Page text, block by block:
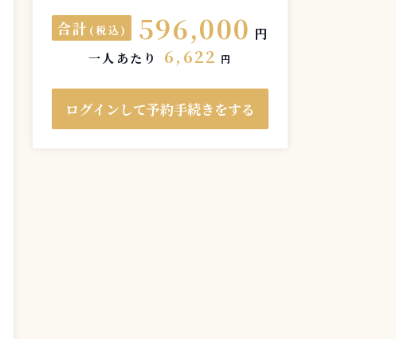
合計 (税込) 596,000 円
一人あたり 6,622 円
ログインして予約手続きをする